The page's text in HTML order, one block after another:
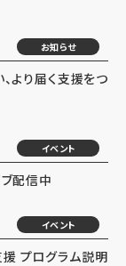
お知らせ
より届く支援をつ
イベント
配信中
イベント
援 プログラム説明